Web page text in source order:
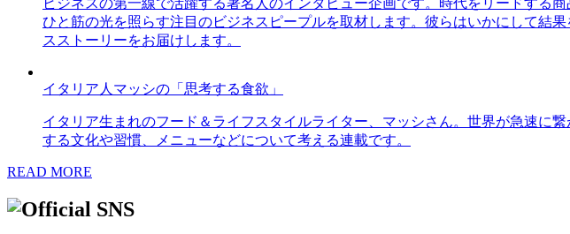
ビジネスの第一線で活躍する著名人のインタビュー企画です。時代をリードする
ひと筋の光を照らす注目のビジネスピープルを取材します。彼らはいかにして結
スストーリーをお届けします。
イタリア人マッシの「思考する食欲」
イタリア生まれのフード＆ライフスタイルライター、マッシさん。世界が急速に
する文化や習慣、メニューなどについて考える連載です。
READ MORE